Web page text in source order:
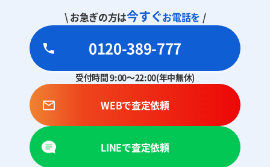
\ お急ぎの方は今すぐお電話を /
0120-389-777
受付時間 9:00～22:00(年中無休)
WEBで査定依頼
LINEで査定依頼